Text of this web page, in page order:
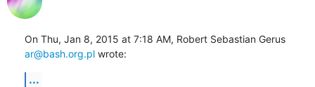
On Thu, Jan 8, 2015 at 7:18 AM, Robert Sebastian Gerus
ar@bash.org.pl wrote:
...